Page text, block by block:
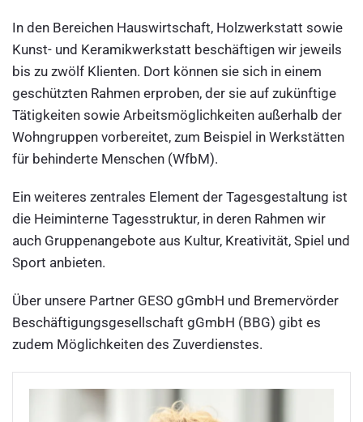
In den Bereichen Hauswirtschaft, Holzwerkstatt sowie
Kunst- und Keramikwerkstatt beschäftigen wir jeweils
bis zu zwölf Klienten. Dort können sie sich in einem
geschützten Rahmen erproben, der sie auf zukünftige
Tätigkeiten sowie Arbeitsmöglichkeiten außerhalb der
Wohngruppen vorbereitet, zum Beispiel in Werkstätten
für behinderte Menschen (WfbM).
Ein weiteres zentrales Element der Tagesgestaltung ist
die Heiminterne Tagesstruktur, in deren Rahmen wir
auch Gruppenangebote aus Kultur, Kreativität, Spiel und
Sport anbieten.
Über unsere Partner GESO gGmbH und Bremervörder
Beschäftigungsgesellschaft gGmbH (BBG) gibt es
zudem Möglichkeiten des Zuverdienstes.